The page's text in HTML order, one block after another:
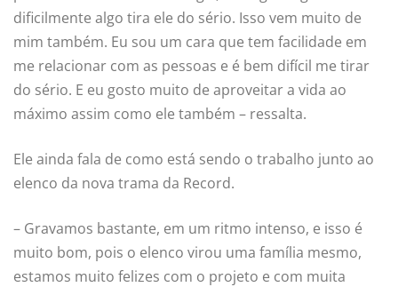
dificilmente algo tira ele do sério. Isso vem muito de
mim também. Eu sou um cara que tem facilidade em
me relacionar com as pessoas e é bem difícil me tirar
do sério. E eu gosto muito de aproveitar a vida ao
máximo assim como ele também – ressalta.
Ele ainda fala de como está sendo o trabalho junto ao
elenco da nova trama da Record.
– Gravamos bastante, em um ritmo intenso, e isso é
muito bom, pois o elenco virou uma família mesmo,
estamos muito felizes com o projeto e com muita